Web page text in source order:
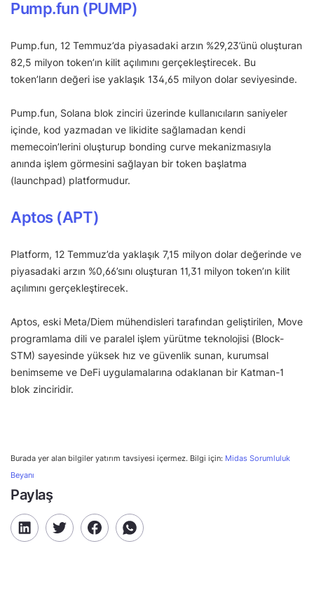
Pump.fun (PUMP)
Pump.fun, 12 Temmuz’da piyasadaki arzın %29,23’ünü oluşturan
82,5 milyon token’ın kilit açılımını gerçekleştirecek. Bu
token’ların değeri ise yaklaşık 134,65 milyon dolar seviyesinde.
Pump.fun, Solana blok zinciri üzerinde kullanıcıların saniyeler
içinde, kod yazmadan ve likidite sağlamadan kendi
memecoin’lerini oluşturup bonding curve mekanizmasıyla
anında işlem görmesini sağlayan bir token başlatma
(launchpad) platformudur.
Aptos (APT)
Platform, 12 Temmuz’da yaklaşık 7,15 milyon dolar değerinde ve
piyasadaki arzın %0,66’sını oluşturan 11,31 milyon token’ın kilit
açılımını gerçekleştirecek.
Aptos, eski Meta/Diem mühendisleri tarafından geliştirilen, Move
programlama dili ve paralel işlem yürütme teknolojisi (Block-
STM) sayesinde yüksek hız ve güvenlik sunan, kurumsal
benimseme ve DeFi uygulamalarına odaklanan bir Katman-1
blok zinciridir.
Burada yer alan bilgiler yatırım tavsiyesi içermez. Bilgi için: Midas Sorumluluk
Beyanı
Paylaş